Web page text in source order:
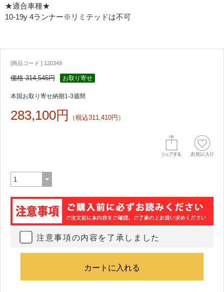
★適合車種★
10-19y 4ランナー※リミテッドは不可
[商品コード ] 120349
価格 314,545円 お取り寄せ
本国お取り寄せ納期1-3週間
283,100円 （税込311,410円）
注意事項の内容を了承しました